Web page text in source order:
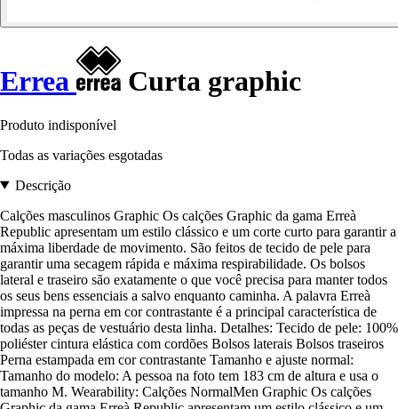
Errea Curta graphic
Produto indisponível
Todas as variações esgotadas
Descrição
Calções masculinos Graphic Os calções Graphic da gama Erreà
Republic apresentam um estilo clássico e um corte curto para garantir a
máxima liberdade de movimento. São feitos de tecido de pele para
garantir uma secagem rápida e máxima respirabilidade. Os bolsos
lateral e traseiro são exatamente o que você precisa para manter todos
os seus bens essenciais a salvo enquanto caminha. A palavra Erreà
impressa na perna em cor contrastante é a principal característica de
todas as peças de vestuário desta linha. Detalhes: Tecido de pele: 100%
poliéster cintura elástica com cordões Bolsos laterais Bolsos traseiros
Perna estampada em cor contrastante Tamanho e ajuste normal:
Tamanho do modelo: A pessoa na foto tem 183 cm de altura e usa o
tamanho M. Wearability: Calções NormalMen Graphic Os calções